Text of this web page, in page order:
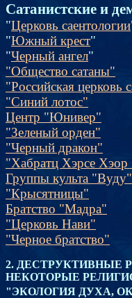
Сатанистские и
"Церковь саентологии
"Южный крест"
"Черный ангел"
"Общество сатаны"
"Российская церковь
"Синий лотос"
Центр "Юнивер"
"Зеленый орден"
"Черный дракон"
"Хабратц Хэрсе Хэор
Группы культа "Вуду"
"Крысятницы"
Братство "Мадра"
"Церковь Нави"
"Черное братство"
2. ДЕСТРУКТИВНЫЕ
НЕКОТОРЫЕ
"ЭКОЛОГИЯ ДУХА,